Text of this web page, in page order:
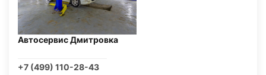
Автосервис Дмитровка
+7 (499) 110-28-43